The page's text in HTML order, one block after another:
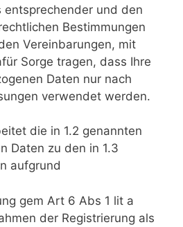
entsprechender und den
Bestimmungen
Vereinbarungen, mit
Sorge tragen, dass Ihre
Daten nur nach
verwendet werden.
die in 1.2 genannten
Daten zu den in 1.3
aufgrund
gem Art 6 Abs 1 lit a
der Registrierung als